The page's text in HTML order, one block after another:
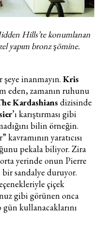
Hills’te konumlanan
yapım bronz şömine.
inanmayın. Kris
eden, zamanın ruhunu
Kardashians dizisinde
’ı karıştırması gibi
bilin örneğin.
yaratıcısı
pekala biliyor. Zira
orta yerinde onun Pierre
bir sandalye duruyor.
çiçek
gibi görünen onca
gün kullanacaklarını